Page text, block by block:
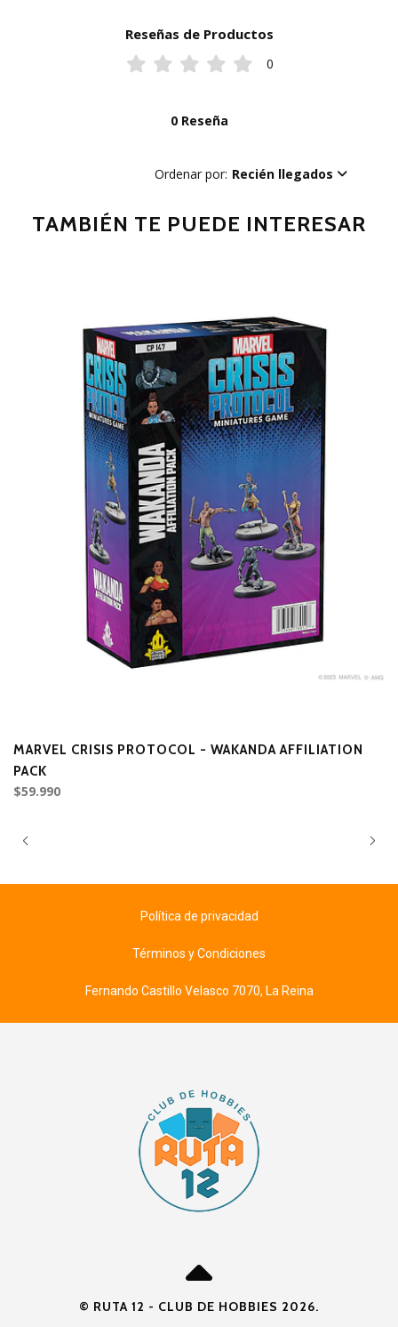
Reseñas de Productos
0
0 Reseña
Ordenar por: Recién llegados
TAMBIÉN TE PUEDE INTERESAR
MARVEL CRISIS PROTOCOL - WAKANDA AFFILIATION
PACK
$59.990
Política de privacidad
Términos y Condiciones
Fernando Castillo Velasco 7070, La Reina
© RUTA 12 - CLUB DE HOBBIES 2026.